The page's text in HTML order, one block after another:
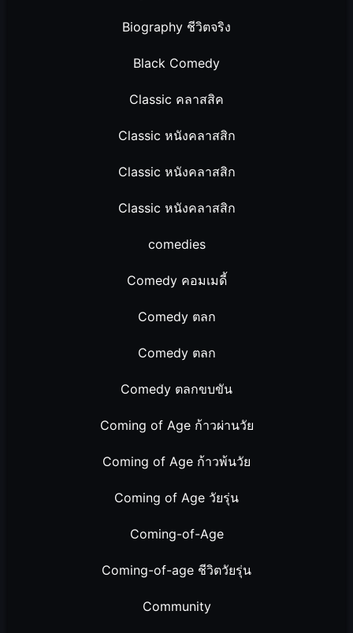
Biography ชีวิตจริง
Black Comedy
Classic คลาสสิค
Classic หนังคลาสสิก
Classic หนังคลาสสิก
Classic หนังคลาสสิก
comedies
Comedy คอมเมดี้
Comedy ตลก
Comedy ตลก
Comedy ตลกขบขัน
Coming of Age ก้าวผ่านวัย
Coming of Age ก้าวพ้นวัย
Coming of Age วัยรุ่น
Coming-of-Age
Coming-of-age ชีวิตวัยรุ่น
Community